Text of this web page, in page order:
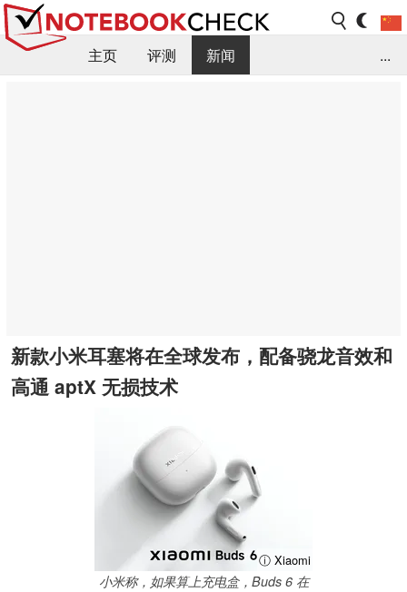
主页 评测
新闻
...
新款小米耳塞将在全球发布，配备骁龙音效和
高通 aptX 无损技术
ⓘ Xiaomi
小米称，如果算上充电盒，Buds 6 在